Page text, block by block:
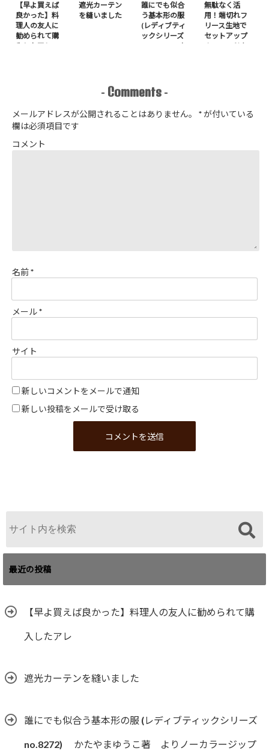
【早よ買えば
良かった】料
理人の友人に
勧められて購
入したアレ
遮光カーテン
を縫いました
誰にでも似合
う基本形の服
(レディブティ
ックシリーズ
no.8272) か
アップジャケ
ットを作りま
無駄なく活
用！端切れフ
リース生地で
セットアップ
＋スヌードを1
- Comments -
メールアドレスが公開されることはありません。 *が付いている
欄は必須項目です
コメント
名前*
メール*
サイト
新しいコメントをメールで通知
新しい投稿をメールで受け取る
最近の投稿
【早よ買えば良かった】料理人の友人に勧められて購
入したアレ
遮光カーテンを縫いました
誰にでも似合う基本形の服 (レディブティックシリーズ
no.8272) かたやまゆうこ著 よりノーカラージップ